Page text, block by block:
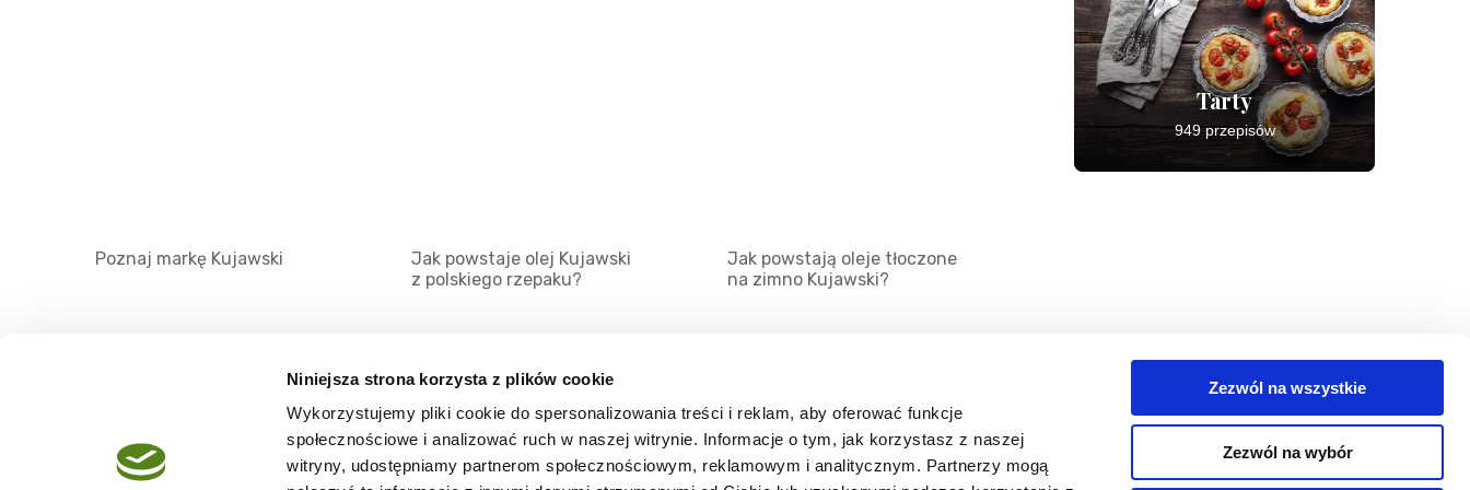
Niniejsza strona korzysta z plików cookie
Wykorzystujemy pliki cookie do spersonalizowania treści i reklam, aby oferować funkcje
społecznościowe i analizować ruch w naszej witrynie. Informacje o tym, jak korzystasz z naszej
witryny, udostępniamy partnerom społecznościowym, reklamowym i analitycznym. Partnerzy mogą
Zezwól na wszystkie
Zezwól na wybór
Tarty
949 przepisów
Poznaj markę Kujawski
Jak powstaje olej Kujawski
z polskiego rzepaku?
Jak powstają oleje tłoczone
na zimno Kujawski?
Regulamin
Mapa serwisu
Kanały RSS
Kategorie
Kontakt